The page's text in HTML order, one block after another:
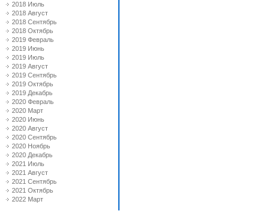
2018 Июль
2018 Август
2018 Сентябрь
2018 Октябрь
2019 Февраль
2019 Июнь
2019 Июль
2019 Август
2019 Сентябрь
2019 Октябрь
2019 Декабрь
2020 Февраль
2020 Март
2020 Июнь
2020 Август
2020 Сентябрь
2020 Ноябрь
2020 Декабрь
2021 Июль
2021 Август
2021 Сентябрь
2021 Октябрь
2022 Март